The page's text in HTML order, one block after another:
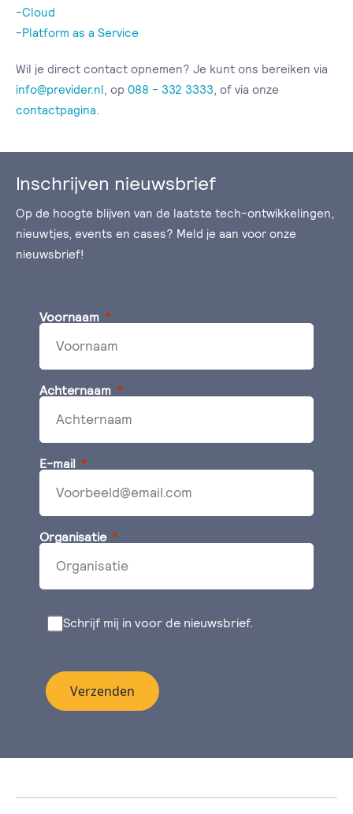
-Cloud
-Platform as a Service
Wil je direct contact opnemen? Je kunt ons bereiken via
info@previder.nl , op 088 - 332 3333 , of via onze
contactpagina
Inschrijven nieuwsbrief
Op de hoogte blijven van de laatste tech-ontwikkelingen,
nieuwtjes, events en cases? Meld je aan voor onze
nieuwsbrief!
Voornaam
Achternaam
E-mail
Organisatie
Schrijf mij in voor de nieuwsbrief.
Verzenden